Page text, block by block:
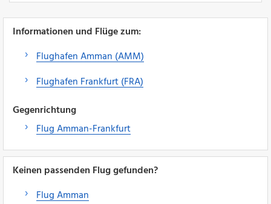
Informationen und Flüge zum:
Flughafen Amman (AMM)
Flughafen Frankfurt (FRA)
Gegenrichtung
Flug Amman-Frankfurt
Keinen passenden Flug gefunden?
Flug Amman